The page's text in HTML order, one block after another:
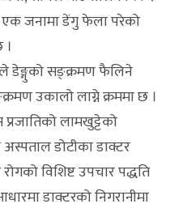
जनामा डेंगु फेला परेको
डेङ्गुको सङ्क्रमण फैलिने
उकालो लाग्ने क्रममा छ ।
लामखुट्टेको
डोटीका डाक्टर
विशिष्ट उपचार पद्धति
डाक्टरको निगरानीमा